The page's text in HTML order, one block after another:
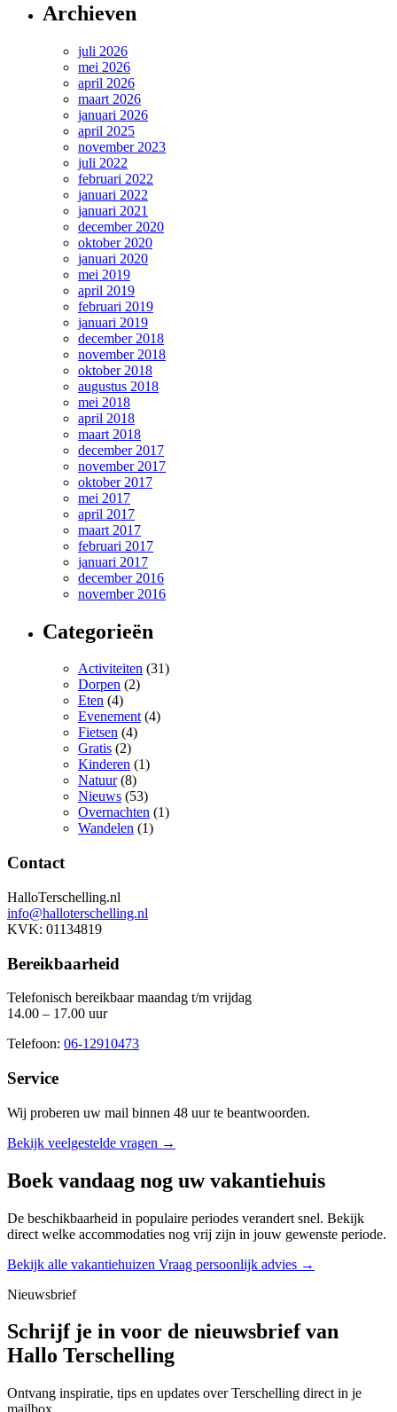
Archieven
juli 2026
mei 2026
april 2026
maart 2026
januari 2026
april 2025
november 2023
juli 2022
februari 2022
januari 2022
januari 2021
december 2020
oktober 2020
januari 2020
mei 2019
april 2019
februari 2019
januari 2019
december 2018
november 2018
oktober 2018
augustus 2018
mei 2018
april 2018
maart 2018
december 2017
november 2017
oktober 2017
mei 2017
april 2017
maart 2017
februari 2017
januari 2017
december 2016
november 2016
Categorieën
Activiteiten (31)
Dorpen (2)
Eten (4)
Evenement(4)
Fietsen (4)
Gratis (2)
Kinderen (1)
Natuur(8)
Nieuws (53)
Overnachten (1)
Wandelen (1)
Contact
HalloTerschelling.nl
info@halloterschelling.nl
KVK: 01134819
Bereikbaarheid
Telefonisch bereikbaar maandag t/m vrijdag
14.00 – 17.00 uur
Telefoon: 06-12910473
Service
Wij proberen uw mail binnen 48 uurte beantwoorden.
Bekijk veelgestelde vragen →
Boek vandaag nog uw vakantiehuis
De beschikbaarheid in populaire periodes verandert snel. Bekijk
direct welke accommodaties nog vrij zijn in jouw gewenste periode.
Bekijk alle vakantiehuizen Vraag persoonlijk advies →
Nieuwsbrief
Schrijf je in voor de nieuwsbrief van
Hallo Terschelling
Ontvang inspiratie, tips en updates over Terschelling direct in je